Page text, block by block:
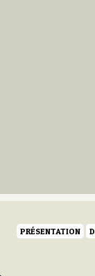
PRÉSENTATION